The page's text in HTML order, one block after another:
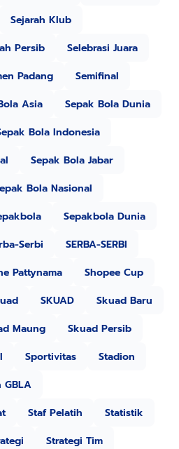
Sejarah Klub
Persib
Selebrasi Juara
Padang
Semifinal
Asia
Sepak Bola Dunia
Bola Indonesia
Sepak Bola Jabar
Bola Nasional
Sepakbola Dunia
Serbi
SERBA-SERBI
Pattynama
Shopee Cup
SKUAD
Skuad Baru
Maung
Skuad Persib
Sportivitas
Stadion
GBLA
Staf Pelatih
Statistik
Strategi Tim